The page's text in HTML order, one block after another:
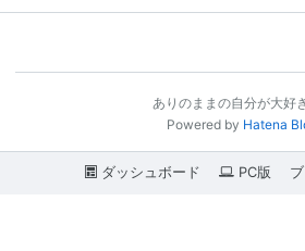
ありのままの自分が大好
Powered by Hatena
ダッシュボード PC版